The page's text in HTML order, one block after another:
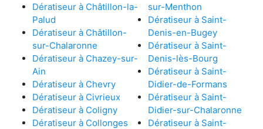
Dératiseur à Châtillon-la-
Palud
Dératiseur à Châtillon-
sur-Chalaronne
Dératiseur à Chazey-sur-
Ain
Dératiseur à Chevry
Dératiseur à Civrieux
Dératiseur à Coligny
Dératiseur à Collonges
sur-Menthon
Dératiseur à Saint-
Denis-en-Bugey
Dératiseur à Saint-
Denis-lès-Bourg
Dératiseur à Saint-
Didier-de-Formans
Dératiseur à Saint-
Didier-sur-Chalaronne
Dératiseur à Saint-